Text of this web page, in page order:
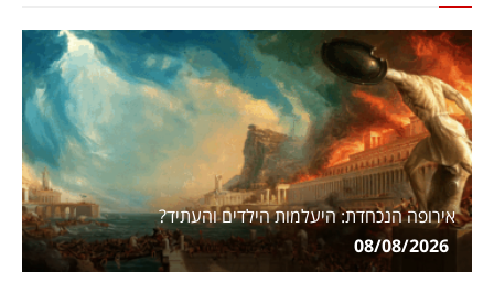
אירופה הנכחדת: היעלמות הילדים והעתיד?